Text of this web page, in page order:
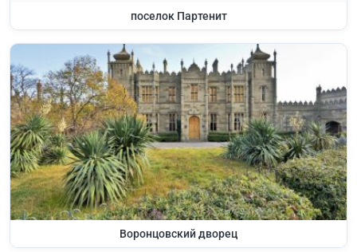
поселок Партенит
Воронцовский дворец